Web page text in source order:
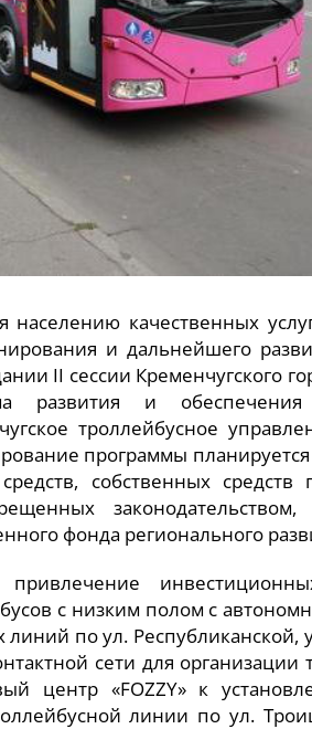
качественных
и дальнейшего
II сессии Кременчугского
развития и обеспечения
троллейбусное
программы планируется
собственных средств
фонда регионального
с низким полом с
линий по ул. Республиканской,
сети для организации
центр «FOZZY» к
линии по ул.